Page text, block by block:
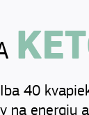
40
na energiu